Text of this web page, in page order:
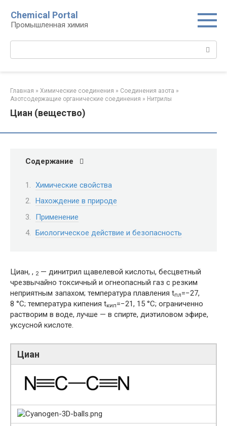
контенту
Chemical Portal
Промышленная химия
Главная » Химические соединения » Соединения азота »
Азотсодержащие органические соединения » Нитрилы‎
Циан (вещество)
Содержание
Химические свойства
Нахождение в природе
Применение
Биологическое действие и безопасность
Циан, , 2 — динитрил щавелевой кислоты, бесцветный
чрезвычайно токсичный и огнеопасный газ с резким
неприятным запахом; температура плавления tпл=−27,
8 °C; температура кипения tкип=−21, 15 °C; ограниченно
растворим в воде, лучше — в спирте, диэтиловом эфире,
уксусной кислоте.
Циан